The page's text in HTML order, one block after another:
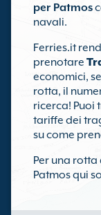
per Patmos
navali.
Ferries.it
prenotare
economici,
rotta, il
ricerca! Puoi
tariffe dei
su come
Per una
Patmos qui